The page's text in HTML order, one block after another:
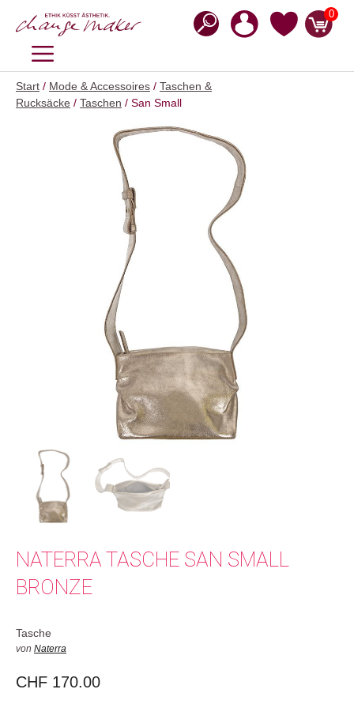
Inhalt
0
MENÜ
Start / Mode & Accessoires / Taschen &
Rucksäcke / Taschen / San Small
NATERRA TASCHE SAN SMALL
BRONZE
Tasche
von Naterra
CHF 170.00